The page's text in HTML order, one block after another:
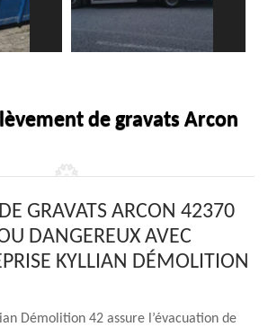
de gravats Arcon
GRAVATS ARCON 42370
DANGEREUX AVEC
KYLLIAN DÉMOLITION
Démolition 42 assure l’évacuation de